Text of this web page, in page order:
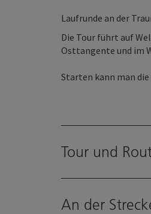
​Laufrunde an der
Die Tour führt auf
Osttangente und im
​Starten kann man
Tour und
An der